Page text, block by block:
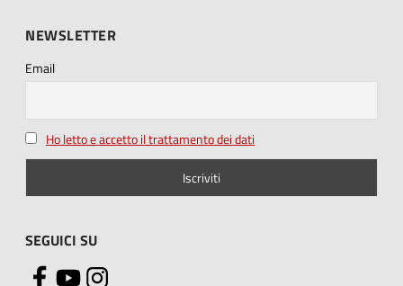
NEWSLETTER
Email
Ho letto e accetto il trattamento dei dati
SEGUICI SU